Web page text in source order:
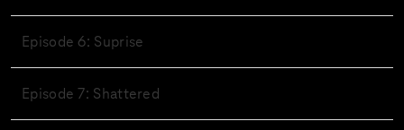
Episode 6: Suprise
Episode 7: Shattered